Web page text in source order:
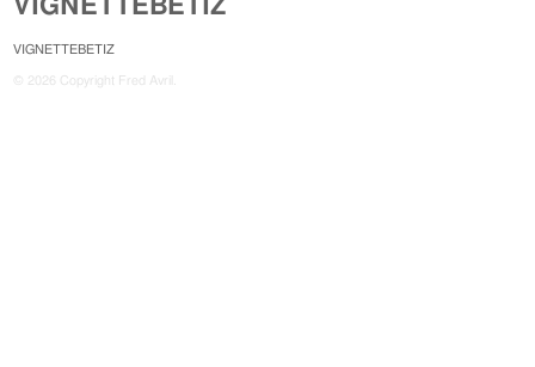
VIGNETTEBETIZ
VIGNETTEBETIZ
© 2026 Copyright Fred Avril.